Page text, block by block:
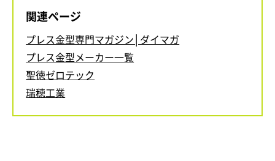
関連ページ
プレス金型専門マガジン│ダイマガ
プレス金型メーカー一覧
聖徳ゼロテック
瑞穂工業